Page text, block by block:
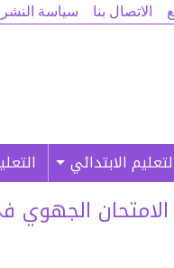
الاتصال بنا سياسة
الابتدائي
الجهوي في